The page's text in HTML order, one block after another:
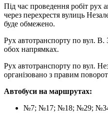
Під час проведення робіт рух
через перехрестя вулиць
буде обмежено.
Рух автотранспорту по вул. В.
обох напрямках.
Рух автотранспорту по вул.
організовано з правим
Автобуси на маршрутах:
№7; №17; №18; №29;